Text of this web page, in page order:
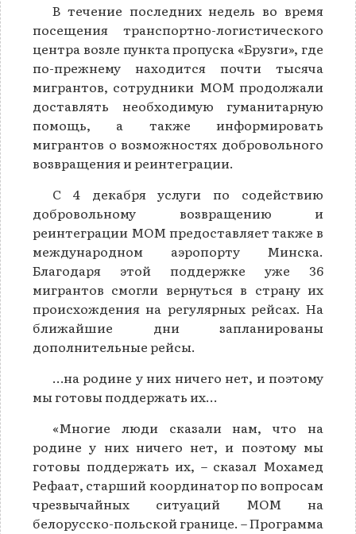
В течение последних недель во время
посещения транспортно-логистического
центра возле пункта пропуска «Брузги», где
по-прежнему находится почти тысяча
мигрантов, сотрудники МОМ продолжали
доставлять необходимую гуманитарную
помощь, а также информировать
мигрантов о возможностях добровольного
возвращения и реинтеграции.
С 4 декабря услуги по содействию
добровольному возвращению и
реинтеграции МОМ предоставляет также в
международном аэропорту Минска.
Благодаря этой поддержке уже 36
мигрантов смогли вернуться в страну их
происхождения на регулярных рейсах. На
ближайшие дни запланированы
дополнительные рейсы.
…на родине у них ничего нет, и поэтому
мы готовы поддержать их…
«Многие люди сказали нам, что на
родине у них ничего нет, и поэтому мы
готовы поддержать их, – сказал Мохамед
Рефаат, старший координатор по вопросам
чрезвычайных ситуаций МОМ на
белорусско-польской границе. – Программа